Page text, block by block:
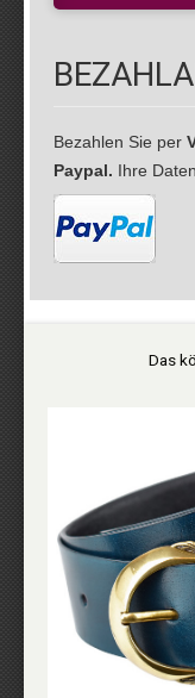
Bezahlen Sie per
Paypal. Ihre
Das